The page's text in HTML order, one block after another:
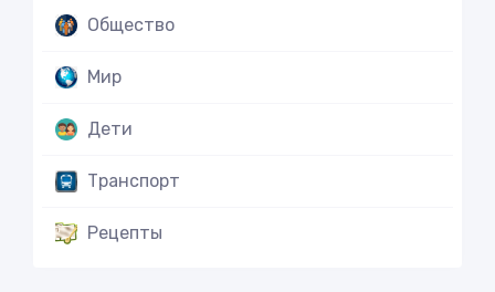
Общество
Мир
Дети
Транспорт
Рецепты